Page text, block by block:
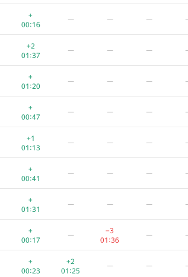
+
00:16
— — —
+2
01:37
— — —
+
01:20
— — —
+
00:47
— — —
+1
01:13
— — —
+
00:41
— — —
+
01:31
— — —
+
00:17
—
−3
01:36
—
+
00:23
+2
01:25
— —